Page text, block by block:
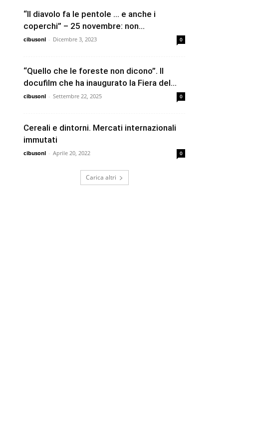
“Il diavolo fa le pentole … e anche i
coperchi” – 25 novembre: non...
cibusonl - Dicembre 3, 2023 0
“Quello che le foreste non dicono”. Il
docufilm che ha inaugurato la Fiera del...
cibusonl - Settembre 22, 2025 0
Cereali e dintorni. Mercati internazionali
immutati
cibusonl - Aprile 20, 2022 0
Carica altri